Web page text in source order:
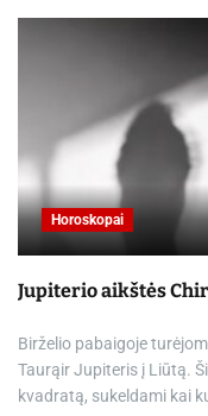
Horoskopai
Jupiterio aikštės
Birželio pabaigoje
Taurąir Jupiteris į Liūtą.
kvadratą, sukeldami kai